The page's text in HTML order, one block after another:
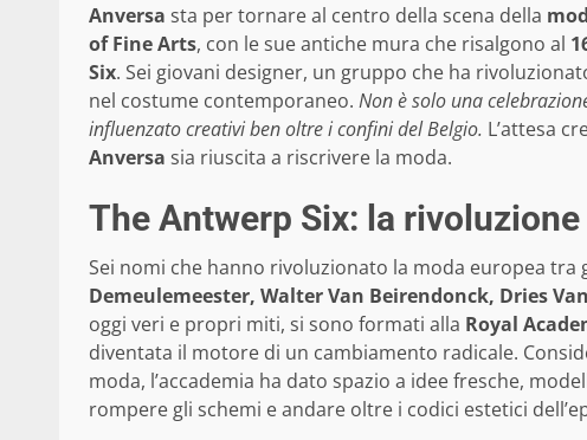
Anversa sta per tornare al centro della scena della
of Fine Arts, con le sue antiche mura che risalgono al
Six. Sei giovani designer, un gruppo che ha
nel costume contemporaneo. Non è solo una
influenzato creativi ben oltre i confini del Belgio. L’attesa
Anversa sia riuscita a riscrivere la moda.
The Antwerp Six: la
Sei nomi che hanno rivoluzionato la moda europea tra
Demeulemeester, Walter Van Beirendonck, Dries
oggi veri e propri miti, si sono formati alla Royal
diventata il motore di un cambiamento radicale.
moda, l’accademia ha dato spazio a idee fresche,
rompere gli schemi e andare oltre i codici estetici